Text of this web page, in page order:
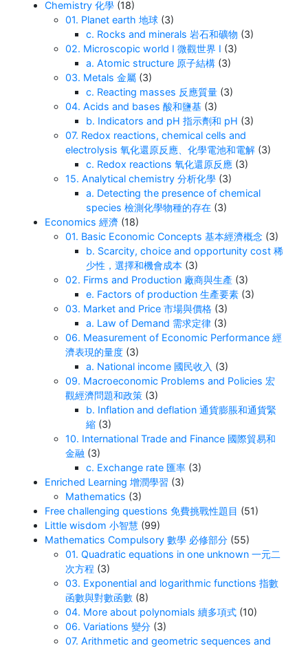
Chemistry 化學 (18)
01. Planet earth 地球 (3)
c. Rocks and minerals 岩石和礦物 (3)
02. Microscopic world I 微觀世界 I (3)
a. Atomic structure 原子結構 (3)
03. Metals 金屬 (3)
c. Reacting masses 反應質量 (3)
04. Acids and bases 酸和鹽基 (3)
b. Indicators and pH 指示劑和 pH (3)
07. Redox reactions, chemical cells and
electrolysis 氧化還原反應、化學電池和電解 (3)
c. Redox reactions 氧化還原反應 (3)
15. Analytical chemistry 分析化學 (3)
a. Detecting the presence of chemical
species 檢測化學物種的存在 (3)
Economics 經濟 (18)
01. Basic Economic Concepts 基本經濟概念 (3)
b. Scarcity, choice and opportunity cost 稀
少性，選擇和機會成本 (3)
02. Firms and Production 廠商與生產 (3)
e. Factors of production 生產要素 (3)
03. Market and Price 市場與價格 (3)
a. Law of Demand 需求定律 (3)
06. Measurement of Economic Performance 經
濟表現的量度 (3)
a. National income 國民收入 (3)
09. Macroeconomic Problems and Policies 宏
觀經濟問題和政策 (3)
b. Inflation and deflation 通貨膨脹和通貨緊
縮 (3)
10. International Trade and Finance 國際貿易和
金融 (3)
c. Exchange rate 匯率 (3)
Enriched Learning 增潤學習 (3)
Mathematics (3)
Free challenging questions 免費挑戰性題目 (51)
Little wisdom 小智慧 (99)
Mathematics Compulsory 數學 必修部分 (55)
01. Quadratic equations in one unknown 一元二
次方程 (3)
03. Exponential and logarithmic functions 指數
函數與對數函數 (8)
04. More about polynomials 續多項式 (10)
06. Variations 變分 (3)
07. Arithmetic and geometric sequences and